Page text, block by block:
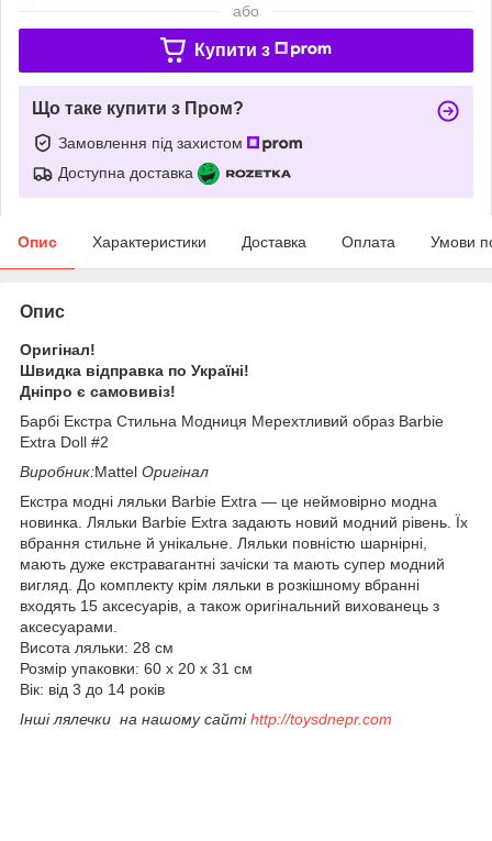
або
Купити з
Що таке купити з Пром?
Замовлення під захистом
Доступна доставка
Опис Характеристики Доставка Оплата Умови
Опис
Оригінал!
Швидка відправка по Україні!
Дніпро є самовивіз!
Барбі Екстра Стильна Модниця Мерехтливий образ Barbie
Extra Doll #2
Виробник:Mattel Оригінал
Екстра модні ляльки Barbie Extra — це неймовірно модна
новинка. Ляльки Barbie Extra задають новий модний рівень. Їх
вбрання стильне й унікальне. Ляльки повністю шарнірні,
мають дуже екстравагантні зачіски та мають супер модний
вигляд. До комплекту крім ляльки в розкішному вбранні
входять 15 аксесуарів, а також оригінальний вихованець з
аксесуарами.
Висота ляльки: 28 см
Розмір упаковки: 60 x 20 x 31 см
Вік: від 3 до 14 років
Інші лялечки на нашому сайтіhttp://toysdnepr.com